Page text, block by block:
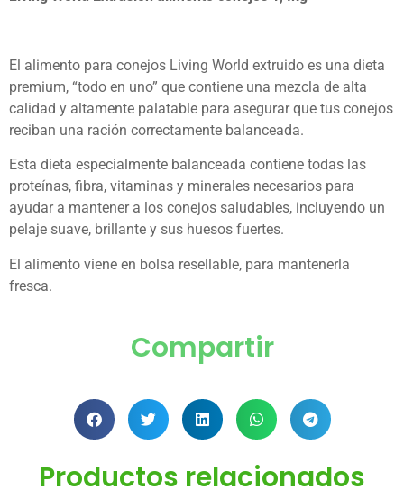
El alimento para conejos Living World extruido es una dieta
premium, “todo en uno” que contiene una mezcla de alta
calidad y altamente palatable para asegurar que tus conejos
reciban una ración correctamente balanceada.
Esta dieta especialmente balanceada contiene todas las
proteínas, fibra, vitaminas y minerales necesarios para
ayudar a mantener a los conejos saludables, incluyendo un
pelaje suave, brillante y sus huesos fuertes.
El alimento viene en bolsa resellable, para mantenerla
fresca.
Compartir
Productos relacionados